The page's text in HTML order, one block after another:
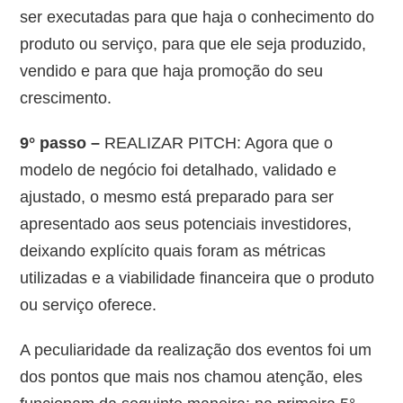
ser executadas para que haja o conhecimento do
produto ou serviço, para que ele seja produzido,
vendido e para que haja promoção do seu
crescimento.
9° passo – REALIZAR PITCH: Agora que o
modelo de negócio foi detalhado, validado e
ajustado, o mesmo está preparado para ser
apresentado aos seus potenciais investidores,
deixando explícito quais foram as métricas
utilizadas e a viabilidade financeira que o produto
ou serviço oferece.
A peculiaridade da realização dos eventos foi um
dos pontos que mais nos chamou atenção, eles